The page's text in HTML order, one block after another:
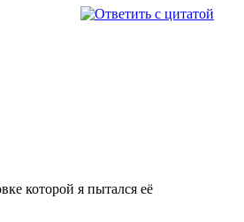
которой я пытался её